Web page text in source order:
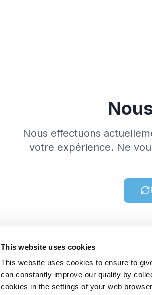
This website uses cookies
This website uses cookies to ensure to
can constantly improve our quality by
cookies in the settings of your web
Nous effectuons
votre expérience. Ne